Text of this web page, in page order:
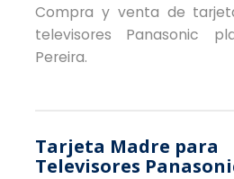
Compra y venta de
televisores Panasonic
Pereira.
Tarjeta Madre para
Televisores